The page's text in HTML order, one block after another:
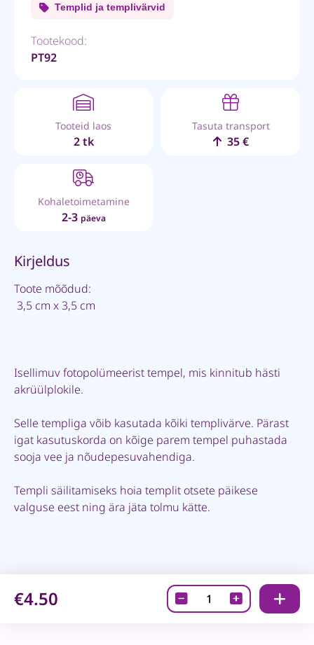
Templid ja templivärvid
Tootekood:
PT92
Tooteid laos
2 tk
Tasuta transport
35 €
Kohaletoimetamine
2-3 päeva
Kirjeldus
Toote mõõdud:
3,5 cm x 3,5 cm
Isellimuv fotopolümeerist tempel, mis kinnitub hästi
akrüülplokile.
Selle templiga võib kasutada kõiki templivärve. Pärast
igat kasutuskorda on kõige parem tempel puhastada
sooja vee ja nõudepesuvahendiga.
Templi säilitamiseks hoia templit otsete päikese
valguse eest ning ära jäta tolmu kätte.
€4.50
Tempel
-